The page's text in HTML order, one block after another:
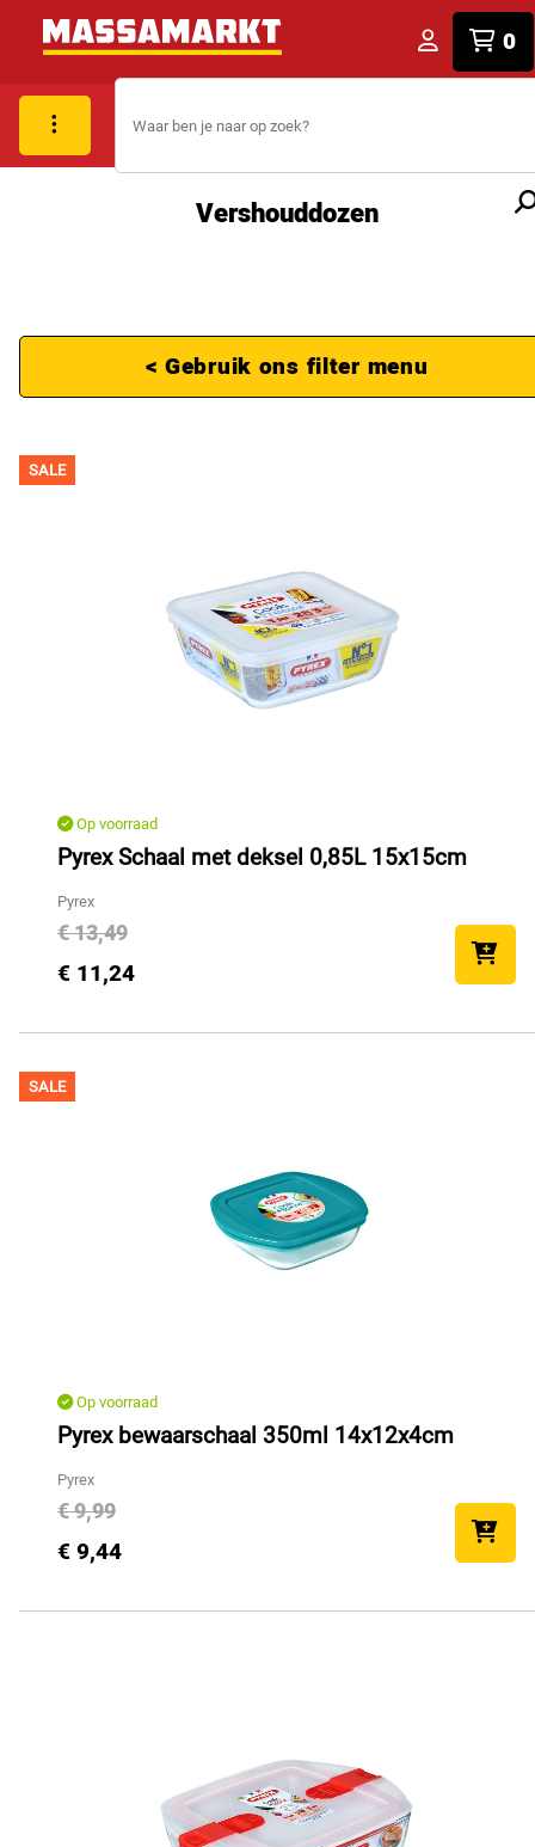
0
Vershouddozen
< Gebruik ons filter menu
SALE
Op voorraad
Pyrex Schaal met deksel 0,85L 15x15cm
Pyrex
€ 13,49
€ 11,24
SALE
Op voorraad
Pyrex bewaarschaal 350ml 14x12x4cm
Pyrex
€ 9,99
€ 9,44